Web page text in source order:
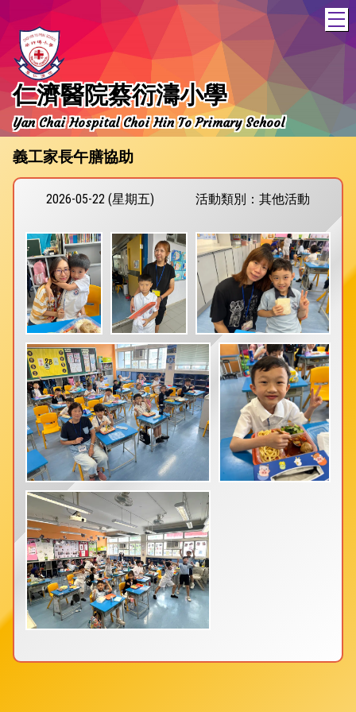
仁濟醫院蔡衍濤小學
Yan Chai Hospital Choi Hin To Primary School
義工家長午膳協助
2026-05-22 (星期五) 活動類別：其他活動